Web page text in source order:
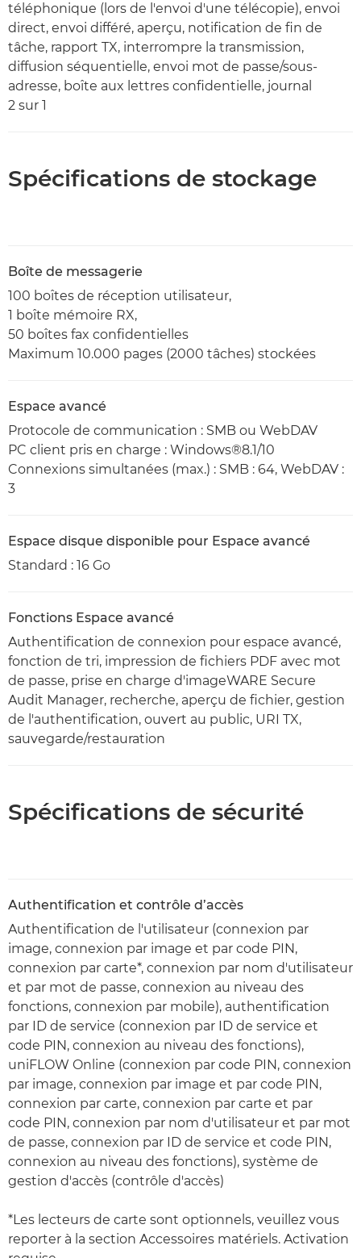
téléphonique (lors de l'envoi d'une télécopie), envoi
direct, envoi différé, aperçu, notification de fin de
tâche, rapport TX, interrompre la transmission,
diffusion séquentielle, envoi mot de passe/sous-
adresse, boîte aux lettres confidentielle, journal
2 sur 1
Spécifications de stockage
Boîte de messagerie
100 boîtes de réception utilisateur,
1 boîte mémoire RX,
50 boîtes fax confidentielles
Maximum 10.000 pages (2000 tâches) stockées
Espace avancé
Protocole de communication : SMB ou WebDAV
PC client pris en charge : Windows®8.1/10
Connexions simultanées (max.) : SMB : 64, WebDAV :
3
Espace disque disponible pour Espace avancé
Standard : 16 Go
Fonctions Espace avancé
Authentification de connexion pour espace avancé,
fonction de tri, impression de fichiers PDF avec mot
de passe, prise en charge d'imageWARE Secure
Audit Manager, recherche, aperçu de fichier, gestion
de l'authentification, ouvert au public, URI TX,
sauvegarde/restauration
Spécifications de sécurité
Authentification et contrôle d’accès
Authentification de l'utilisateur (connexion par
image, connexion par image et par code PIN,
connexion par carte*, connexion par nom d'utilisateur
et par mot de passe, connexion au niveau des
fonctions, connexion par mobile), authentification
par ID de service (connexion par ID de service et
code PIN, connexion au niveau des fonctions),
uniFLOW Online (connexion par code PIN, connexion
par image, connexion par image et par code PIN,
connexion par carte, connexion par carte et par
code PIN, connexion par nom d'utilisateur et par mot
de passe, connexion par ID de service et code PIN,
connexion au niveau des fonctions), système de
gestion d'accès (contrôle d'accès)
*Les lecteurs de carte sont optionnels, veuillez vous
reporter à la section Accessoires matériels. Activation